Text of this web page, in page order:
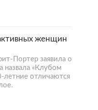
женщин
Портер заявила о
назвала «Клубом
летние отличаются